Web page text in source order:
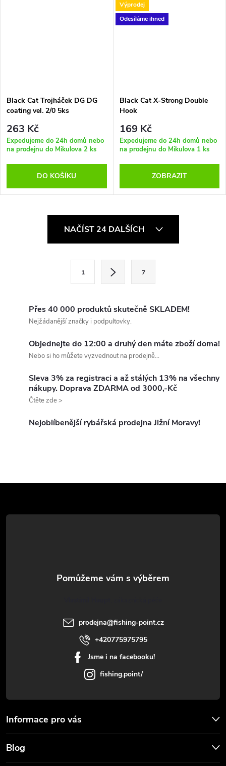
Black Cat Trojháček DG DG
coating vel. 2/0 5ks
263 Kč
Expedujeme do 24h domů nebo
na prodejnu do Mikulova 2 ks
DO KOŠÍKU
Výprodej
Odesíláme ihned
Black Cat X-Strong Double
Hook
169 Kč
Expedujeme do 24h domů nebo
na prodejnu do Mikulova 1 ks
ZOBRAZIT
v
NAČÍST 24 DALŠÍCH
1 7
Přes 40 000 produktů skutečně SKLADEM!
Nejžádanější značky i podpultovky.
Objednejte do 12:00 a druhý den máte zboží doma!
Nebo si ho můžete vyzvednout na prodejně...
Sleva 3% za registraci a až stálých 13% na všechny
nákupy. Doprava ZDARMA od 3000,-Kč
Čtěte zde >
Nejoblíbenější rybářská prodejna Jižní Moravy!
á
prodejna@fishing-point.cz
+420775975795
Jsme i na facebooku!
fishing.point/
Informace pro vás
Blog